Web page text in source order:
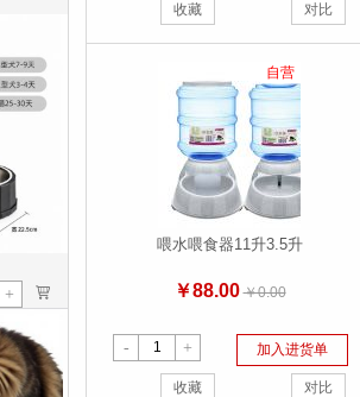
+ >
收藏 对比
自营
喂水喂食器11升3.5升
￥88.00 ￥0.00
- + 加入进货单
收藏 对比